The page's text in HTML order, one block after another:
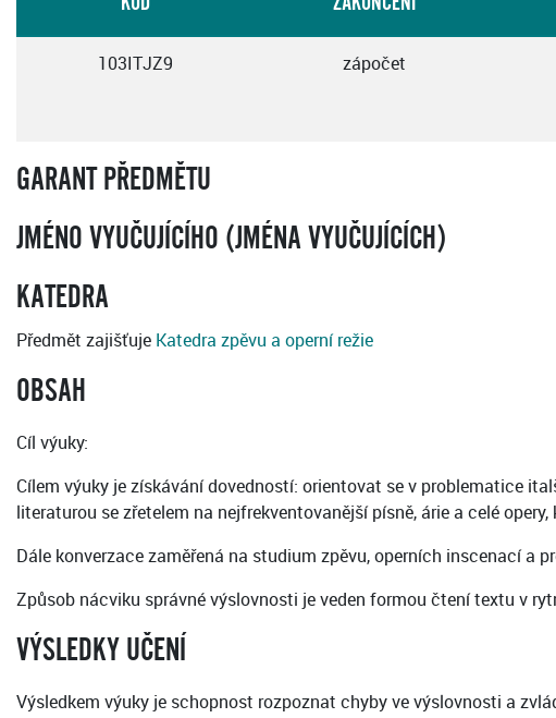
103ITJZ9 zápočet
GARANT PŘEDMĚTU
JMÉNO VYUČUJÍCÍHO (JMÉNA VYUČUJÍCÍCH)
KATEDRA
Předmět zajišťuje Katedra zpěvu a operní režie
OBSAH
Cíl výuky:
Cílem výuky je získávání dovedností: orientovat se v problematice
literaturou se zřetelem na nejfrekventovanější písně, árie a celé
Dále konverzace zaměřená na studium zpěvu, operních inscenací
Způsob nácviku správné výslovnosti je veden formou čtení textu v
VÝSLEDKY UČENÍ
Výsledkem výuky je schopnost rozpoznat chyby ve výslovnosti a